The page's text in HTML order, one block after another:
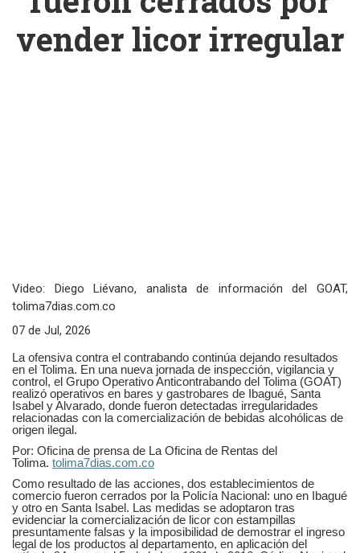
vender licor irregular
Video: Diego Liévano, analista de información del GOAT,
tolima7dias.com.co
07 de Jul, 2026
La ofensiva contra el contrabando continúa dejando resultados
en el Tolima. En una nueva jornada de inspección, vigilancia y
control, el Grupo Operativo Anticontrabando del Tolima (GOAT)
realizó operativos en bares y gastrobares de Ibagué, Santa
Isabel y Alvarado, donde fueron detectadas irregularidades
relacionadas con la comercialización de bebidas alcohólicas de
origen ilegal.
Por: Oficina de prensa de La Oficina de Rentas del
Tolima. tolima7dias.com.co
Como resultado de las acciones, dos establecimientos de
comercio fueron cerrados por la Policía Nacional: uno en Ibagué
y otro en Santa Isabel. Las medidas se adoptaron tras
evidenciar la comercialización de licor con estampillas
presuntamente falsas y la imposibilidad de demostrar el ingreso
legal de los productos al departamento, en aplicación del